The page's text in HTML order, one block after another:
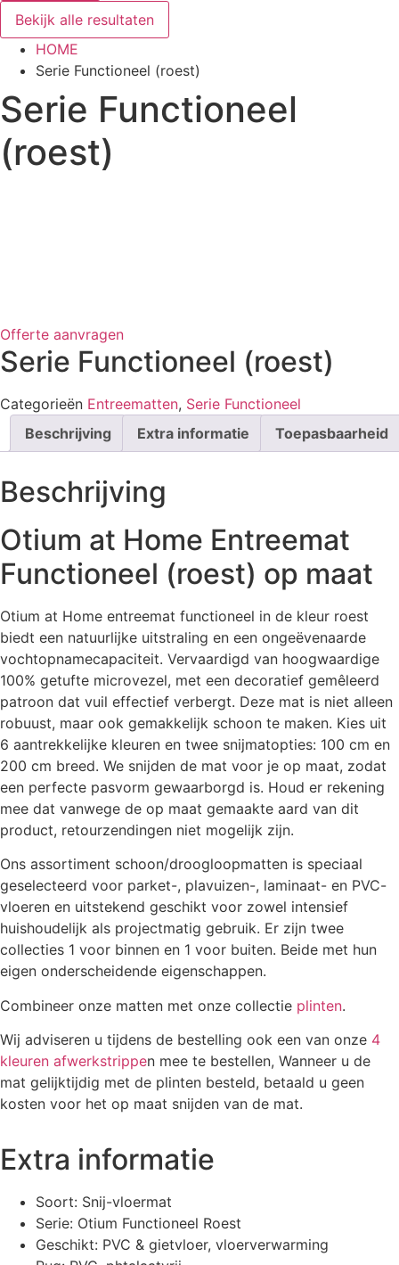
Bekijk alle resultaten
HOME
Serie Functioneel (roest)
Serie Functioneel
(roest)
Offerte aanvragen
Serie Functioneel (roest)
Categorieën Entreematten, Serie Functioneel
Beschrijving
Extra informatie Toepasbaarheid
Beschrijving
Otium at Home Entreemat
Functioneel (roest) op maat
Otium at Home entreemat functioneel in de kleur roest
biedt een natuurlijke uitstraling en een ongeëvenaarde
vochtopnamecapaciteit. Vervaardigd van hoogwaardige
100% getufte microvezel, met een decoratief gemêleerd
patroon dat vuil effectief verbergt. Deze mat is niet alleen
robuust, maar ook gemakkelijk schoon te maken. Kies uit
6 aantrekkelijke kleuren en twee snijmatopties: 100 cm en
200 cm breed. We snijden de mat voor je op maat, zodat
een perfecte pasvorm gewaarborgd is. Houd er rekening
mee dat vanwege de op maat gemaakte aard van dit
product, retourzendingen niet mogelijk zijn.
Ons assortiment schoon/droogloopmatten is speciaal
geselecteerd voor parket-, plavuizen-, laminaat- en PVC-
vloeren en uitstekend geschikt voor zowel intensief
huishoudelijk als projectmatig gebruik. Er zijn twee
collecties 1 voor binnen en 1 voor buiten. Beide met hun
eigen onderscheidende eigenschappen.
Combineer onze matten met onze collectie plinten.
Wij adviseren u tijdens de bestelling ook een van onze 4
kleuren afwerkstrippen mee te bestellen, Wanneer u de
mat gelijktijdig met de plinten besteld, betaald u geen
kosten voor het op maat snijden van de mat.
Extra informatie
Soort: Snij-vloermat
Serie: Otium Functioneel Roest
Geschikt: PVC & gietvloer, vloerverwarming